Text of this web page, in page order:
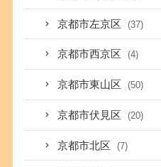
京都市左京区 (37)
京都市西京区 (4)
京都市東山区 (50)
京都市伏見区 (20)
京都市北区 (7)